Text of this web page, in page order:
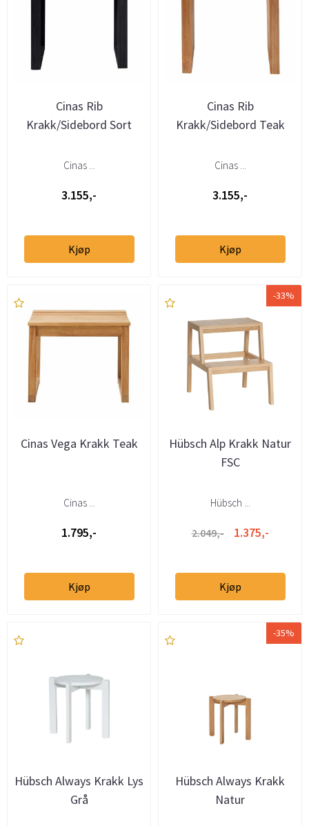
Cinas Rib
Krakk/Sidebord Sort
Cinas ...
3.155,-
Kjøp
Cinas Rib
Krakk/Sidebord Teak
Cinas ...
3.155,-
Kjøp
Cinas Vega Krakk Teak
Cinas ...
1.795,-
Kjøp
-33%
Hübsch Alp Krakk Natur
FSC
Hübsch ...
2.049,- 1.375,-
Kjøp
Hübsch Always Krakk Lys
Grå
-35%
Hübsch Always Krakk
Natur